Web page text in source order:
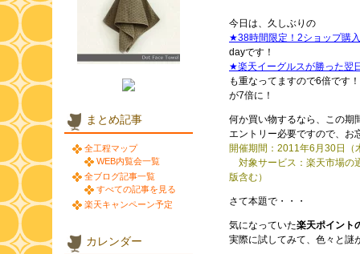
今日は、久しぶりの
★38時間限定！2ショップ購
dayです！
★楽天イーグルスが勝った翌
も重なってますので6倍です
が7倍に！
何か買い物するなら、この期
エントリー必要ですので、お
開催期間：2011年6月30日
対象サービス：楽天市場の
版含む）
さて本題で・・・
気になっていた楽天ポイント
実際に試してみて、色々と謎
まとめ記事
全工程マップ
WEB内覧会一覧
全ブログ記事一覧
すべての記事を見る
楽天キャンペーン予定
カレンダー